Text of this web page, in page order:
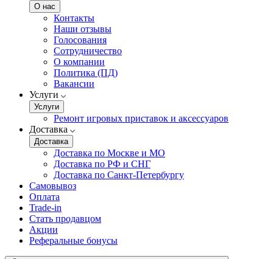
О нас
Контакты
Наши отзывы
Голосования
Сотрудничество
О компании
Политика (ПД)
Вакансии
Услуги
Услуги
Ремонт игровых приставок и аксессуаров
Доставка
Доставка
Доставка по Москве и МО
Доставка по РФ и СНГ
Доставка по Санкт-Петербургу
Самовывоз
Оплата
Trade-in
Стать продавцом
Акции
Реферальные бонусы